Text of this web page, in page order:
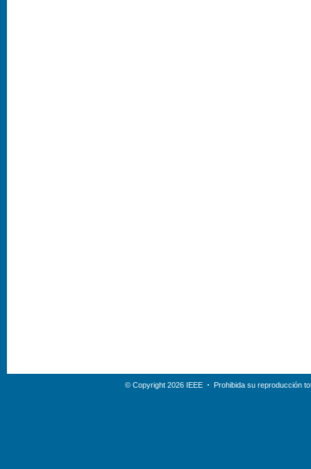
© Copyright 2026 IEEE Prohibida su reproducción